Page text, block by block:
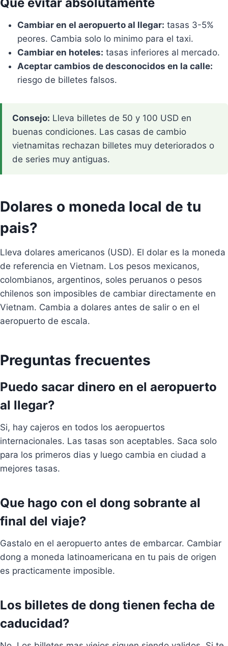
Que evitar absolutamente
Cambiar en el aeropuerto al llegar: tasas 3-5%
peores. Cambia solo lo minimo para el taxi.
Cambiar en hoteles: tasas inferiores al mercado.
Aceptar cambios de desconocidos en la calle:
riesgo de billetes falsos.
Consejo: Lleva billetes de 50 y 100 USD en
buenas condiciones. Las casas de cambio
vietnamitas rechazan billetes muy deteriorados o
de series muy antiguas.
Dolares o moneda local de tu
pais?
Lleva dolares americanos (USD). El dolar es la moneda
de referencia en Vietnam. Los pesos mexicanos,
colombianos, argentinos, soles peruanos o pesos
chilenos son imposibles de cambiar directamente en
Vietnam. Cambia a dolares antes de salir o en el
aeropuerto de escala.
Preguntas frecuentes
Puedo sacar dinero en el aeropuerto
al llegar?
Si, hay cajeros en todos los aeropuertos
internacionales. Las tasas son aceptables. Saca solo
para los primeros dias y luego cambia en ciudad a
mejores tasas.
Que hago con el dong sobrante al
final del viaje?
Gastalo en el aeropuerto antes de embarcar. Cambiar
dong a moneda latinoamericana en tu pais de origen
es practicamente imposible.
Los billetes de dong tienen fecha de
caducidad?